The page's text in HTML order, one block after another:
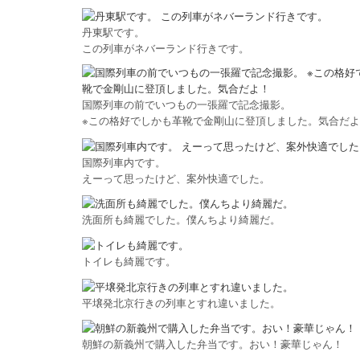
丹東駅です。
この列車がネバーランド行きです。
国際列車の前でいつもの一張羅で記念撮影。
※この格好でしかも革靴で金剛山に登頂しました。気合だ
国際列車内です。
えーって思ったけど、案外快適でした。
洗面所も綺麗でした。僕んちより綺麗だ。
トイレも綺麗です。
平壌発北京行きの列車とすれ違いました。
朝鮮の新義州で購入した弁当です。おい！豪華じゃん！